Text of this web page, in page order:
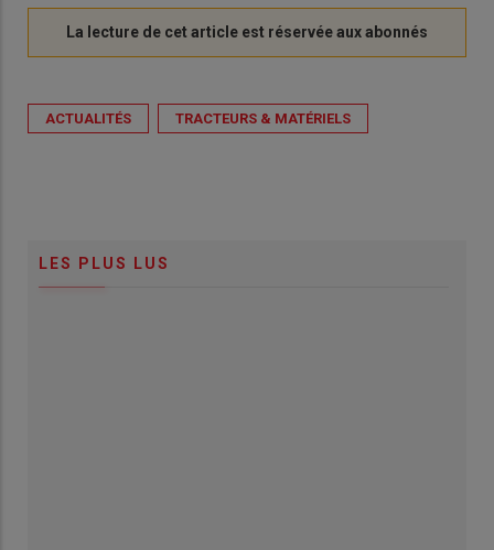
ACTUALITÉS TRACTEURS & MATÉRIELS
LES PLUS LUS